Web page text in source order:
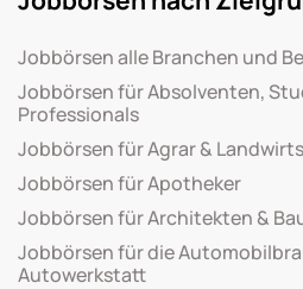
Jobbörsen alle Branchen und
Jobbörsen für Absolventen,
Professionals
Jobbörsen für Agrar &
Jobbörsen für Apotheker
Jobbörsen für Architekten &
Jobbörsen für die
Autowerkstatt